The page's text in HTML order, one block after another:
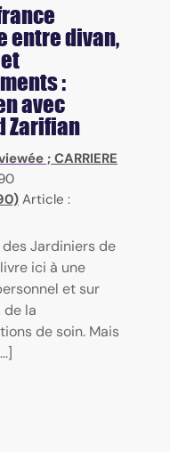
entre divan,
:
avec
Zarifian
;CARRIERE
Article :
Jardiniers de
ici à une
et sur
de la
de soin. Mais